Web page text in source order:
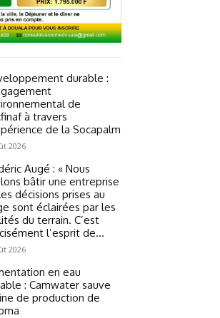
durable :
de
à travers
de la Socapalm
2026
Augé : « Nous
bâtir une entreprise
décisions prises au
sont éclairées par les
du terrain. C’est
l’esprit de...
2026
en eau
: Camwater sauve
de production de